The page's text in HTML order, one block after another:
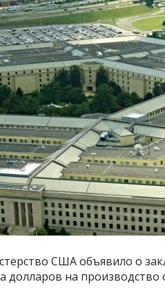
США объявило о
долларов на производство